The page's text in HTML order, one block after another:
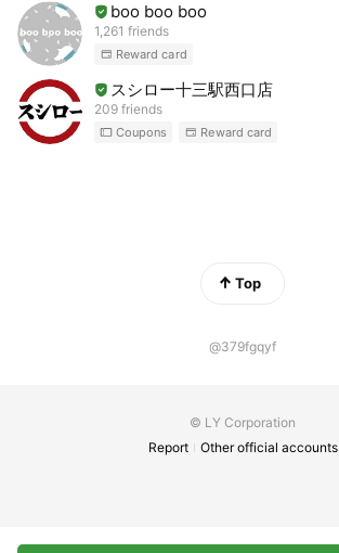
boo boo boo
1,261 friends
Reward card
スシロー十三駅西口店
209 friends
Coupons Reward card
Top
@379fgqyf
© LY Corporation
Report
Other official accounts